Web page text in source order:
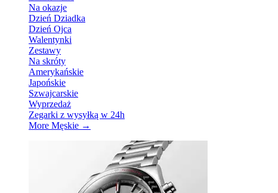
Na okazje
Dzień Dziadka
Dzień Ojca
Walentynki
Zestawy
Na skróty
Amerykańskie
Japońskie
Szwajcarskie
Wyprzedaż
Zegarki z wysyłką w 24h
More Męskie →